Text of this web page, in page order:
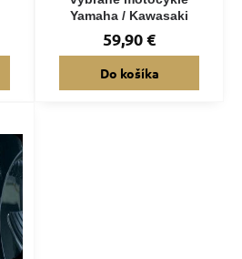
Yamaha / Kawasaki
59,90 €
Do košíka